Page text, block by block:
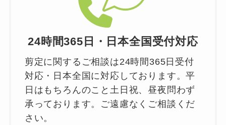
24時間365日・日本全国受付対応
剪定に関するご相談は24時間365日受付
対応・日本全国に対応しております。平
日はもちろんのこと土日祝、昼夜問わず
承っております。ご遠慮なくご相談くだ
さい。